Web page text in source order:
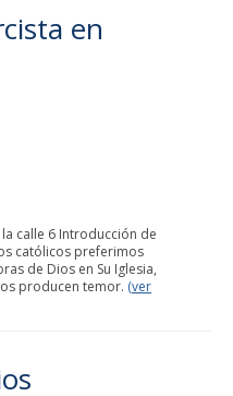
en
calle 6 Introducción de
católicos preferimos
de Dios en Su Iglesia,
producen temor. (ver